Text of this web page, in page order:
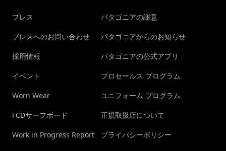
プレス
プレスへのお問い合わせ
採用情報
イベント
Worn Wear
FCDサーフボード
Work in Progress Report
パタゴニアの謝意
パタゴニアからのお知らせ
パタゴニアの公式アプリ
プロセールス プログラム
ユニフォーム プログラム
正規取扱店について
プライバシーポリシー